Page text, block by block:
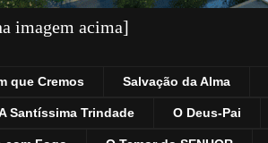
imagem acima]
que Cremos Salvação da Alma
Santíssima Trindade O Deus-Pai